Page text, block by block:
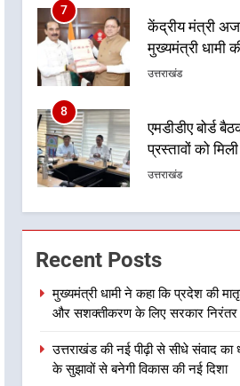
7
केंद्रीय मंत्री
मुख्यमंत्री धामी
परियोजनाओं पर
उत्तराखंड
8
एमडीडीए बोर्ड
प्रस्तावों को
मसूरी के नियोजित
उत्तराखंड
1
मुख्यमंत्री धामी
की मातृशक्ति के
सशक्तीकरण के
निरंतर कार्य
2
संवाद का धामी
सुझावों से बनेगी
उत्तराखंड
Recent Posts
मुख्यमंत्री धामी ने कहा कि प्रदेश की
और सशक्तीकरण के लिए सरकार निरंतर
उत्तराखंड की नई पीढ़ी से सीधे संवाद का
के सुझावों से बनेगी विकास की नई दिशा